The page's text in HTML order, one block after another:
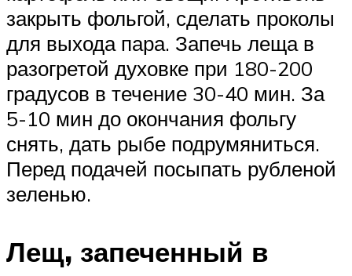
закрыть фольгой, сделать проколы
для выхода пара. Запечь леща в
разогретой духовке при 180-200
градусов в течение 30-40 мин. За
5-10 мин до окончания фольгу
снять, дать рыбе подрумяниться.
Перед подачей посыпать рубленой
зеленью.
Лещ, запеченный в